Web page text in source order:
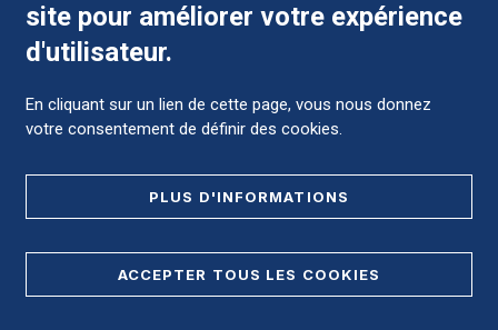
Comment préparer mon hospitalisation ?
site pour améliorer votre expérience
d'utilisateur.
En cliquant sur un lien de cette page, vous nous donnez
votre consentement de définir des cookies.
PLUS D'INFORMATIONS
ACCEPTER TOUS LES COOKIES